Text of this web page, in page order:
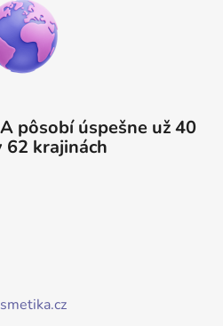
pôsobí úspešne už 40
62 krajinách